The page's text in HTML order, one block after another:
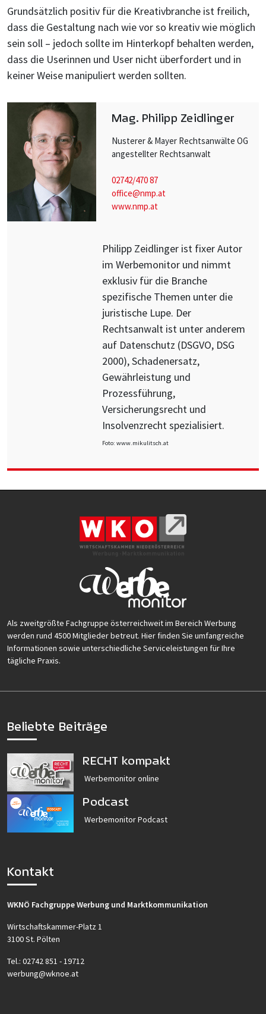
Grundsätzlich positiv für die Kreativbranche ist freilich,
dass die Gestaltung nach wie vor so kreativ wie möglich
sein soll – jedoch sollte im Hinterkopf behalten werden,
dass die Userinnen und User nicht überfordert und in
keiner Weise manipuliert werden sollten.
Mag. Philipp Zeidlinger
Nusterer & Mayer Rechtsanwälte OG
angestellter Rechtsanwalt
02742/470 87
office@nmp.at
www.nmp.at
Philipp Zeidlinger ist fixer Autor
im Werbemonitor und nimmt
exklusiv für die Branche
spezifische Themen unter die
juristische Lupe. Der
Rechtsanwalt ist unter anderem
auf Datenschutz (DSGVO, DSG
2000), Schadenersatz,
Gewährleistung und
Prozessführung,
Versicherungsrecht und
Insolvenzrecht spezialisiert.
Foto: www.mikulitsch.at
Als zweitgrößte Fachgruppe österreichweit im Bereich Werbung
werden rund 4500 Mitglieder betreut. Hier finden Sie umfangreiche
Informationen sowie unterschiedliche Serviceleistungen für Ihre
tägliche Praxis.
Beliebte Beiträge
RECHT kompakt
Werbemonitor online
Podcast
Werbemonitor Podcast
Kontakt
WKNÖ Fachgruppe Werbung und Marktkommunikation
Wirtschaftskammer-Platz 1
3100 St. Pölten
Tel.: 02742 851 - 19712
werbung@wknoe.at